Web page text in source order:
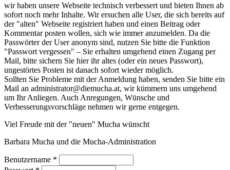
wir haben unsere Webseite technisch verbessert und bieten Ihnen ab
sofort noch mehr Inhalte. Wir ersuchen alle User, die sich bereits auf
der "alten" Webseite registriert haben und einen Beitrag oder
Kommentar posten wollen, sich wie immer anzumelden. Da die
Passwörter der User anonym sind, nutzen Sie bitte die Funktion
"Passwort vergessen" – Sie erhalten umgehend einen Zugang per
Mail, bitte sichern Sie hier ihr altes (oder ein neues Passwort),
ungestörtes Posten ist danach sofort wieder möglich.
Sollten Sie Probleme mit der Anmeldung haben, senden Sie bitte ein
Mail an administrator@diemucha.at, wir kümmern uns umgehend
um Ihr Anliegen. Auch Anregungen, Wünsche und
Verbesserungsvorschläge nehmen wir gerne entgegen.
Viel Freude mit der "neuen" Mucha wünscht
Barbara Mucha und die Mucha-Administration
Benutzername *